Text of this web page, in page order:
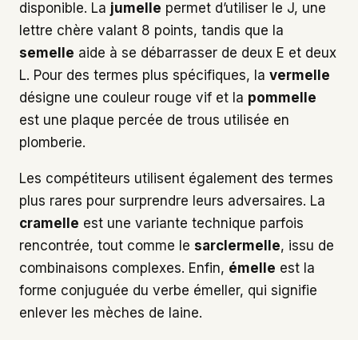
disponible. La jumelle permet d’utiliser le J, une
lettre chère valant 8 points, tandis que la
semelle aide à se débarrasser de deux E et deux
L. Pour des termes plus spécifiques, la vermelle
désigne une couleur rouge vif et la pommelle
est une plaque percée de trous utilisée en
plomberie.
Les compétiteurs utilisent également des termes
plus rares pour surprendre leurs adversaires. La
cramelle est une variante technique parfois
rencontrée, tout comme le sarclermelle, issu de
combinaisons complexes. Enfin, émelle est la
forme conjuguée du verbe émeller, qui signifie
enlever les mèches de laine.